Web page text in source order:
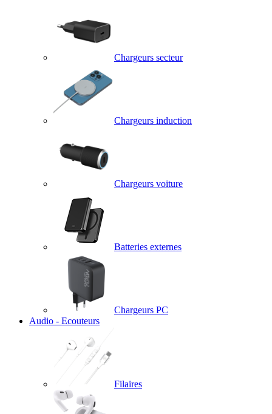
Chargeurs secteur
Chargeurs induction
Chargeurs voiture
Batteries externes
Chargeurs PC
Audio - Ecouteurs
Filaires